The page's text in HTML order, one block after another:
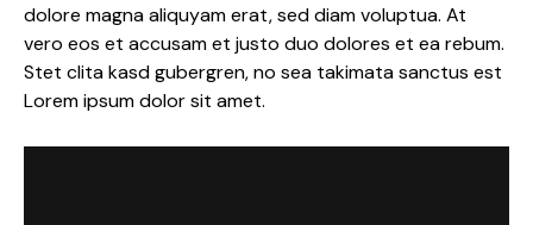
dolore magna aliquyam erat, sed diam voluptua. At
vero eos et accusam et justo duo dolores et ea rebum.
Stet clita kasd gubergren, no sea takimata sanctus est
Lorem ipsum dolor sit amet.